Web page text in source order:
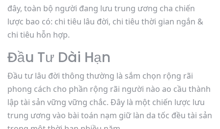
đây, toàn bộ người đang lưu trung ương cha chiến
lược bao có: chi tiêu lâu đời, chi tiêu thời gian ngắn &
chi tiêu hỗn hợp.
Đầu Tư Dài Hạn
Đầu tư lâu đời thông thường là sắm chọn rộng rãi
phong cách cho phần rộng rãi người nào ao cầu thành
lập tài sản vững vững chắc. Đây là một chiến lược lưu
trung ương vào bài toán nạm giữ làn da tốc đều tài sản